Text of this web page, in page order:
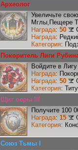
Археолог
Увеличьте
Мглы,Пещере
Награда: 50
Награда:
Категория:
Покоритель Лиги
Войдите в
Награда:
Награда: 50
Категория:
Щит веры III
Получите 100
Награда: 15
Категория:
Союз Тьмы I